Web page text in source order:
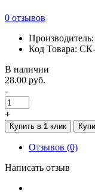
0 отзывов
Производитель:
Код Товара:
В наличии
28.00 руб.
-
+
Купить в 1 клик
Отзывов (0)
Написать отзыв